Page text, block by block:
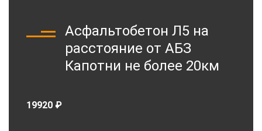
Асфальтобетон Л5 на
расстояние от АБЗ
Капотни не более 20км
19920 ₽